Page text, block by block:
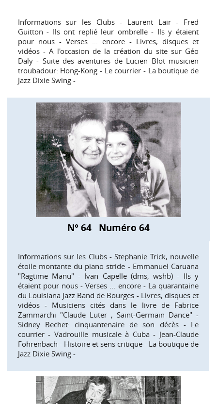
Informations sur les Clubs - Laurent Lair - Fred
Guitton - Ils ont replié leur ombrelle - Ils y étaient
pour nous - Verses ... encore - Livres, disques et
vidéos - A l'occasion de la création du site sur Géo
Daly - Suite des aventures de Lucien Blot musicien
troubadour: Hong-Kong - Le courrier - La boutique de
Jazz Dixie Swing -
N° 64 Numéro 64
Informations sur les Clubs - Stephanie Trick, nouvelle
étoile montante du piano stride - Emmanuel Caruana
"Ragtime Manu" - Ivan Capelle (dms, wshb) - Ils y
étaient pour nous - Verses ... encore - La quarantaine
du Louisiana Jazz Band de Bourges - Livres, disques et
vidéos - Musiciens cités dans le livre de Fabrice
Zammarchi "Claude Luter , Saint-Germain Dance" -
Sidney Bechet: cinquantenaire de son décès - Le
courrier - Vadrouille musicale à Cuba - Jean-Claude
Fohrenbach - Histoire et sens critique - La boutique de
Jazz Dixie Swing -